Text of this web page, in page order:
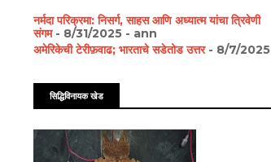
नर्मदा परिक्रमा: निसर्ग, साहस आणि अध्यात्म यांचा त्रिवेणी
संगम- 8/31/2025 - ann
अमेरिकेची टेरीफ़वाढ; भारताचे सडेतोड उत्तर- 8/7/2025
सिद्धिविनायक खेड